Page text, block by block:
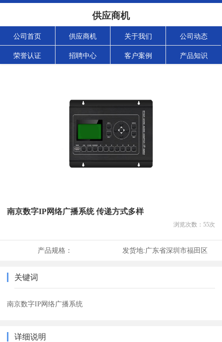
供应商机
公司首页 供应商机 关于我们 公司动态
荣誉认证 招聘中心 客户案例 产品知识
南京数字IP网络广播系统 传递方式多样
浏览次数： 55次
产品规格： 发货地:广东省深圳市福田区
关键词
南京数字IP网络广播系统
详细说明